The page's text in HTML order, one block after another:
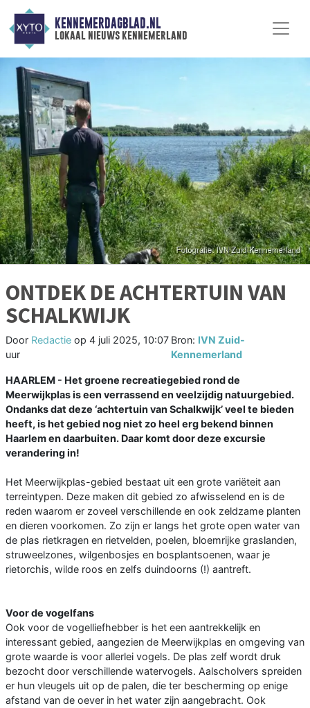
KENNEMERDAGBLAD.NL
lokaal nieuws kennemerland
ONTDEK DE ACHTERTUIN VAN
SCHALKWIJK
Door Redactie op 4 juli 2025, 10:07
uur
Bron: IVN Zuid-
Kennemerland
HAARLEM - Het groene recreatiegebied rond de
Meerwijkplas is een verrassend en veelzijdig natuurgebied.
Ondanks dat deze ‘achtertuin van Schalkwijk’ veel te bieden
heeft, is het gebied nog niet zo heel erg bekend binnen
Haarlem en daarbuiten. Daar komt door deze excursie
verandering in!
Het Meerwijkplas-gebied bestaat uit een grote variëteit aan
terreintypen. Deze maken dit gebied zo afwisselend en is de
reden waarom er zoveel verschillende en ook zeldzame planten
en dieren voorkomen. Zo zijn er langs het grote open water van
de plas rietkragen en rietvelden, poelen, bloemrijke graslanden,
struweelzones, wilgenbosjes en bosplantsoenen, waar je
rietorchis, wilde roos en zelfs duindoorns (!) aantreft.
Voor de vogelfans
Ook voor de vogelliefhebber is het een aantrekkelijk en
interessant gebied, aangezien de Meerwijkplas en omgeving van
grote waarde is voor allerlei vogels. De plas zelf wordt druk
bezocht door verschillende watervogels. Aalscholvers spreiden
er hun vleugels uit op de palen, die ter bescherming op enige
afstand van de oever in het water zijn aangebracht. Ook